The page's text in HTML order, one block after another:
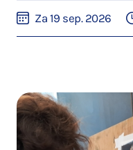
Za 19 sep. 2026